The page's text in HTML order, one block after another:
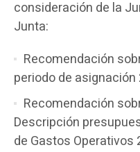
consideración de la
Junta:
Recomendación
periodo de asignación
Recomendación
Descripción
de Gastos Operativos